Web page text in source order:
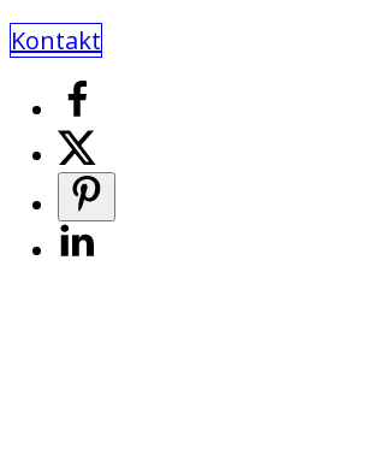
Kontakt